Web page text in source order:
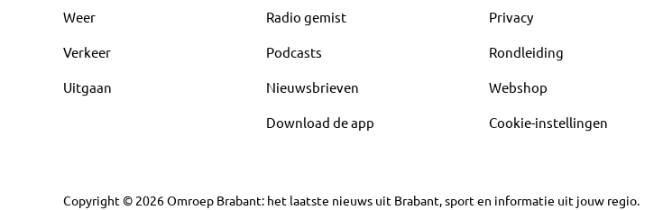
Weer
Verkeer
Uitgaan
Radio gemist
Podcasts
Nieuwsbrieven
Download de app
Privacy
Rondleiding
Webshop
Cookie-instellingen
Copyright © 2026Omroep Brabant: het laatste nieuws uit Brabant, sport en informatie uit jouw regio.